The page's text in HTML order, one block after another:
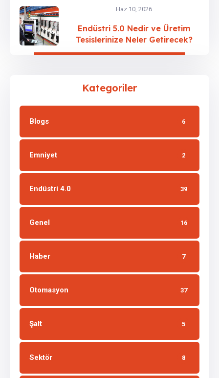
Haz 10, 2026
Endüstri 5.0 Nedir ve Üretim
Tesislerinize Neler Getirecek?
Kategoriler
Blogs 6
Emniyet 2
Endüstri 4.0 39
Genel 16
Haber 7
Otomasyon 37
Şalt 5
Sektör 8